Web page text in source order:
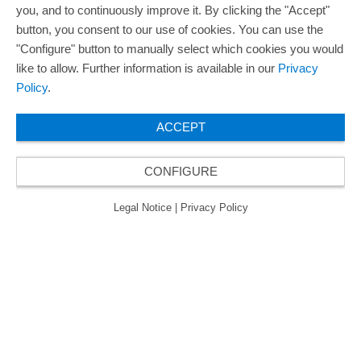
you, and to continuously improve it. By clicking the "Accept"
button, you consent to our use of cookies. You can use the
"Configure" button to manually select which cookies you would
like to allow. Further information is available in our Privacy
Policy.
ACCEPT
CONFIGURE
Legal Notice Privacy Policy